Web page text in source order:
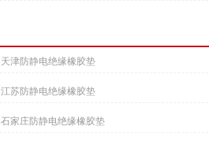
天津防静电绝缘橡胶垫
江苏防静电绝缘橡胶垫
石家庄防静电绝缘橡胶垫